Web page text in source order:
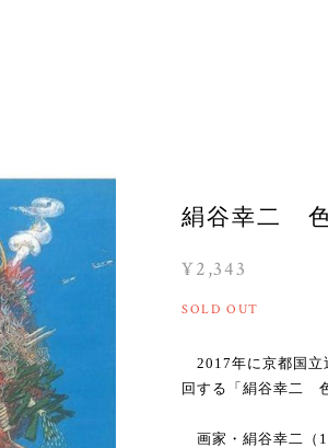
絹谷幸二
¥2,343
SOLD OUT
2017年に京都国立
回する「絹谷幸二
画家・絹谷幸二（